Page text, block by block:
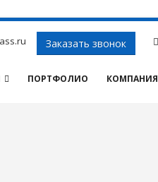
Заказать звонок
ПОРТФОЛИО КОМПАНИЯ